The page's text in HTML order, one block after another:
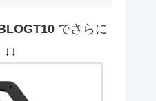
でさらに